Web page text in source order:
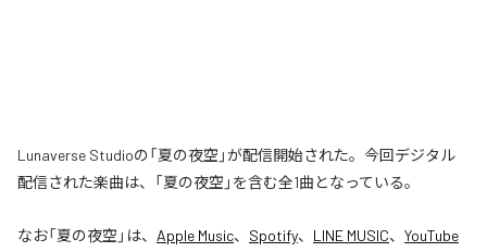
Lunaverse Studioの「夏の夜空」が配信開始された。今回デジタル
配信された楽曲は、「夏の夜空」を含む全1曲となっている。
なお「夏の夜空 」は、 Apple Music、 Spotify、 LINE MUSIC、 YouTube